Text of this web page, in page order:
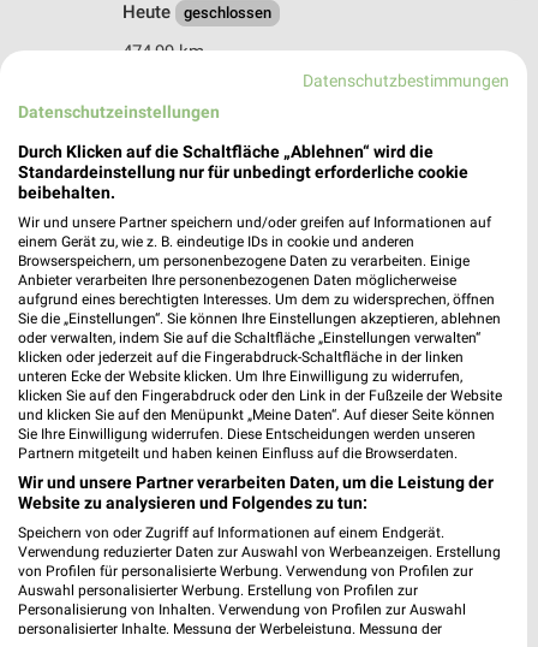
Heute
geschlossen
474,99 km
Jeans Fritz Neuwied
Heddesdorfer Straße 9-17
56564 Neuwied
Heute
geschlossen
472,25 km • Angebote: 1 Prospekt
Woolworth Andernach
Bahnhofstr. 16
56626 Andernach
Heute geschlossen
475,65 km
Apollo Andernach
Hochstr. 80
56626 Andernach
Heute geschlossen
Datenschutzbestimmungen
Datenschutzeinstellungen
Durch Klicken auf die Schaltfläche „Ablehnen“ wird die
Standardeinstellung nur für unbedingt erforderliche cookie
beibehalten.
Wir und unsere Partner speichern und/oder greifen auf Informationen auf
einem Gerät zu, wie z. B. eindeutige IDs in cookie und anderen
Browserspeichern, um personenbezogene Daten zu verarbeiten. Einige
Anbieter verarbeiten Ihre personenbezogenen Daten möglicherweise
aufgrund eines berechtigten Interesses. Um dem zu widersprechen, öffnen
Sie die „Einstellungen“. Sie können Ihre Einstellungen akzeptieren, ablehnen
oder verwalten, indem Sie auf die Schaltfläche „Einstellungen verwalten“
klicken oder jederzeit auf die Fingerabdruck-Schaltfläche in der linken
unteren Ecke der Website klicken. Um Ihre Einwilligung zu widerrufen,
klicken Sie auf den Fingerabdruck oder den Link in der Fußzeile der Website
und klicken Sie auf den Menüpunkt „Meine Daten“. Auf dieser Seite können
Sie Ihre Einwilligung widerrufen. Diese Entscheidungen werden unseren
Partnern mitgeteilt und haben keinen Einfluss auf die Browserdaten.
Wir und unsere Partner verarbeiten Daten, um die Leistung der
Website zu analysieren und Folgendes zu tun:
Speichern von oder Zugriff auf Informationen auf einem Endgerät.
Verwendung reduzierter Daten zur Auswahl von Werbeanzeigen. Erstellung
von Profilen für personalisierte Werbung. Verwendung von Profilen zur
Auswahl personalisierter Werbung. Erstellung von Profilen zur
Personalisierung von Inhalten. Verwendung von Profilen zur Auswahl
personalisierter Inhalte. Messung der Werbeleistung. Messung der